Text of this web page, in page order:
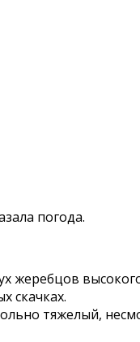
погода.
жеребцов
скачках.
тяжелый,